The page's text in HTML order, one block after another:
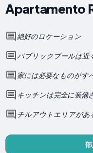
Apartamento
絶好のロケーション
パブリックプールは近
家には必要なものがす
キッチンは完全に装備
チルアウトエリアがあ